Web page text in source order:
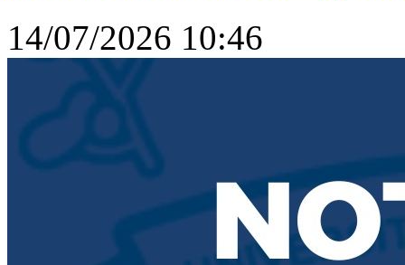
14/07/2026 10:46